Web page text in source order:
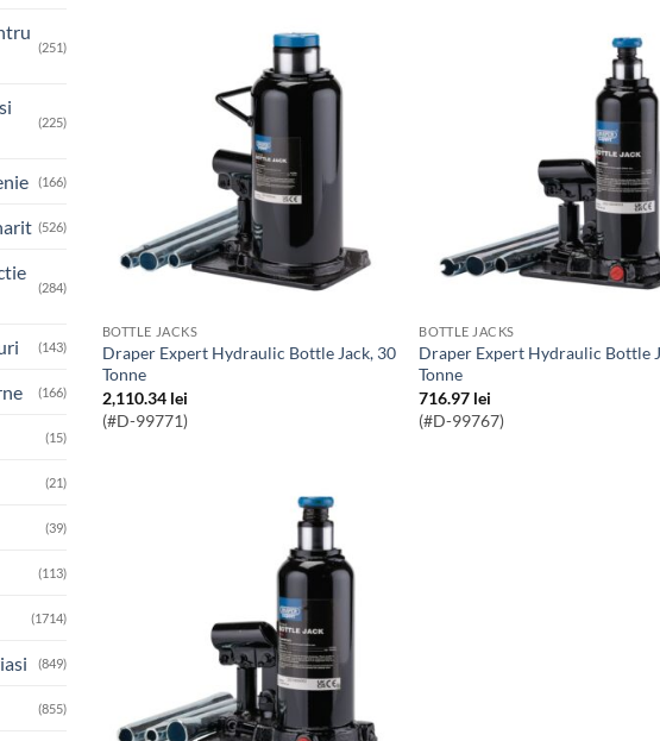
(251)
(225)
(166)
(526)
(284)
(143)
(166)
(15)
(21)
(39)
(113)
(1714)
(849)
(855)
BOTTLE JACKS
Draper Expert Hydraulic Bottle Jack, 30
Tonne
2,110.34 lei
(#D-99771)
BOTTLE JACKS
Draper Expert Hydraulic Bottle Jack, 5
Tonne
716.97 lei
(#D-99767)